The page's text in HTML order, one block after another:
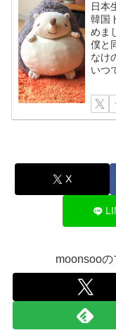
日本
韓国
めま
僕と
なけ
いつ
X
moonsoo